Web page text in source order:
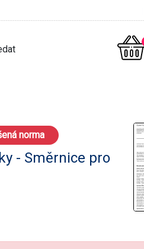
norma
- Směrnice pro